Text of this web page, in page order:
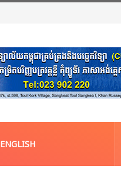
ENGLISH